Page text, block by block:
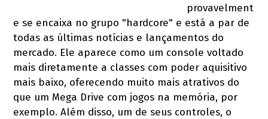
provavelment
e se encaixa no grupo "hardcore" e está a par de
todas as últimas notícias e lançamentos do
mercado. Ele aparece como um console voltado
mais diretamente a classes com poder aquisitivo
mais baixo, oferecendo muito mais atrativos do
que um Mega Drive com jogos na memória, por
exemplo. Além disso, um de seus controles, o